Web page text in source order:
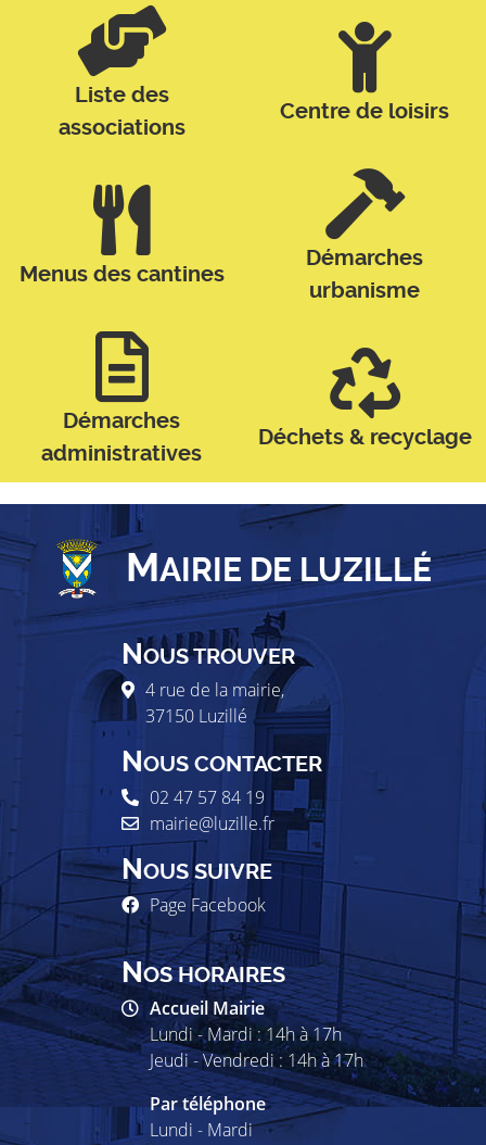
Liste des
associations
Centre de loisirs
Menus des cantines
Démarches
urbanisme
Démarches
administratives
Déchets & recyclage
MAIRIE DE LUZILLÉ
NOUS TROUVER
4 rue de la mairie,
37150 Luzillé
NOUS CONTACTER
02 47 57 84 19
mairie@luzille.fr
NOUS SUIVRE
Page Facebook
NOS HORAIRES
Accueil Mairie
Lundi - Mardi : 14h à 17h
Jeudi - Vendredi : 14h à 17h
Par téléphone
Lundi - Mardi